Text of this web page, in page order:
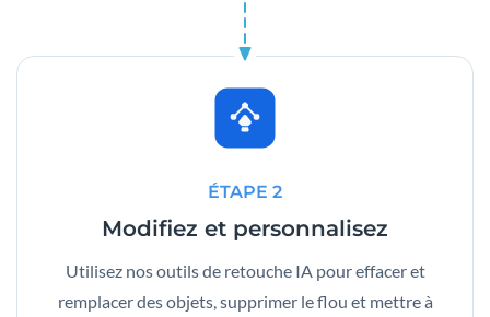
ÉTAPE 2
Modifiez et personnalisez
Utilisez nos outils de retouche IA pour effacer et
remplacer des objets, supprimer le flou et mettre à